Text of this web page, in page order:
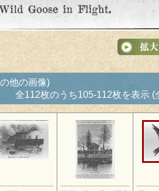
他の画像)
全112枚のうち105-112枚を表示 (